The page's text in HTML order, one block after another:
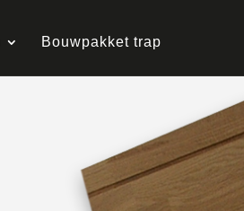
Bouwpakket trap